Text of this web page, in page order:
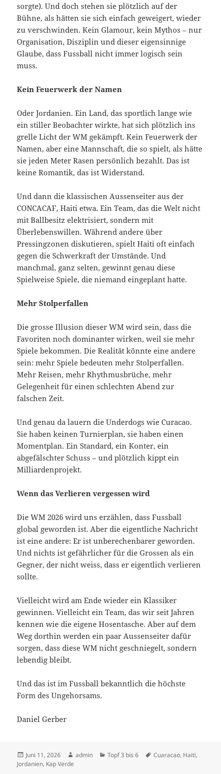
sorgte). Und doch stehen sie plötzlich auf der
Bühne, als hätten sie sich einfach geweigert, wieder
zu verschwinden. Kein Glamour, kein Mythos – nur
Organisation, Disziplin und dieser eigensinnige
Glaube, dass Fussball nicht immer logisch sein
muss.
Kein Feuerwerk der Namen
Oder Jordanien. Ein Land, das sportlich lange wie
ein stiller Beobachter wirkte, hat sich plötzlich ins
grelle Licht der WM gekämpft. Kein Feuerwerk der
Namen, aber eine Mannschaft, die so spielt, als hätte
sie jeden Meter Rasen persönlich bezahlt. Das ist
keine Romantik, das ist Widerstand.
Und dann die klassischen Aussenseiter aus der
CONCACAF, Haiti etwa. Ein Team, das die Welt nicht
mit Ballbesitz elektrisiert, sondern mit
Überlebenswillen. Während andere über
Pressingzonen diskutieren, spielt Haiti oft einfach
gegen die Schwerkraft der Umstände. Und
manchmal, ganz selten, gewinnt genau diese
Spielweise Spiele, die niemand eingeplant hatte.
Mehr Stolperfallen
Die grosse Illusion dieser WM wird sein, dass die
Favoriten noch dominanter wirken, weil sie mehr
Spiele bekommen. Die Realität könnte eine andere
sein: mehr Spiele bedeuten mehr Stolperfallen.
Mehr Reisen, mehr Rhythmusbrüche, mehr
Gelegenheit für einen schlechten Abend zur
falschen Zeit.
Und genau da lauern die Underdogs wie Curacao.
Sie haben keinen Turnierplan, sie haben einen
Momentplan. Ein Standard, ein Konter, ein
abgefälschter Schuss – und plötzlich kippt ein
Milliardenprojekt.
Wenn das Verlieren vergessen wird
Die WM 2026 wird uns erzählen, dass Fussball
global geworden ist. Aber die eigentliche Nachricht
ist eine andere: Er ist unberechenbarer geworden.
Und nichts ist gefährlicher für die Grossen als ein
Gegner, der nicht weiss, dass er eigentlich verlieren
sollte.
Vielleicht wird am Ende wieder ein Klassiker
gewinnen. Vielleicht ein Team, das wir seit Jahren
kennen wie die eigene Hosentasche. Aber auf dem
Weg dorthin werden ein paar Aussenseiter dafür
sorgen, dass diese WM nicht geschniegelt, sondern
lebendig bleibt.
Und das ist im Fussball bekanntlich die höchste
Form des Ungehorsams.
Daniel Gerber
Veröffentlicht
am
Juni 11, 2026 Autor
admin Kategorien
Topf 3 bis 6 Schlagwörter
Cuaracao, Haiti,
Jordanien, Kap Verde